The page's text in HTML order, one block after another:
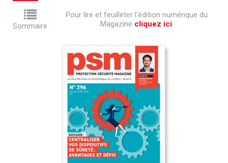
Sommaire
Pour lire et feuilleter l'édition numérique du
Magazine cliquez ici.